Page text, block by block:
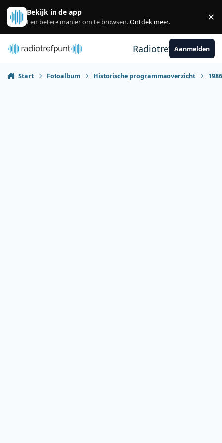
Spring naar bijdragen
Bekijk in de app
Een betere manier om te browsen.Ontdek meer. ×
RadiotrefpuntAanmelden
Start Fotoalbum Historische programmaoverzicht 1986